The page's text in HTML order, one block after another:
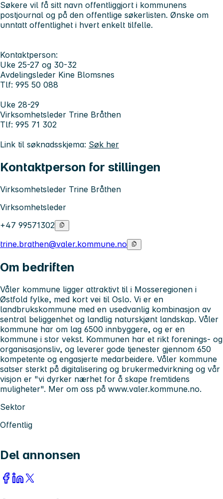
Søkere vil få sitt navn offentliggjort i kommunens
postjournal og på den offentlige søkerlisten. Ønske om
unntatt offentlighet i hvert enkelt tilfelle.
Kontaktperson:
Uke 25-27 og 30-32
Avdelingsleder Kine Blomsnes
Tlf: 995 50 088
Uke 28-29
Virksomhetsleder Trine Bråthen
Tlf: 995 71 302
Link til søknadsskjema: Søk her
Kontaktperson for stillingen
Virksomhetsleder Trine Bråthen
Virksomhetsleder
+47 99571302
trine.brathen@valer.kommune.no
Om bedriften
Våler kommune ligger attraktivt til i Mosseregionen i
Østfold fylke, med kort vei til Oslo. Vi er en
landbrukskommune med en usedvanlig kombinasjon av
sentral beliggenhet og landlig naturskjønt landskap. Våler
kommune har om lag 6500 innbyggere, og er en
kommune i stor vekst. Kommunen har et rikt forenings- og
organisasjonsliv, og leverer gode tjenester gjennom 650
kompetente og engasjerte medarbeidere. Våler kommune
satser sterkt på digitalisering og brukermedvirkning og vår
visjon er "vi dyrker nærhet for å skape fremtidens
muligheter". Mer om oss på www.valer.kommune.no.
Sektor
Offentlig
Del annonsen